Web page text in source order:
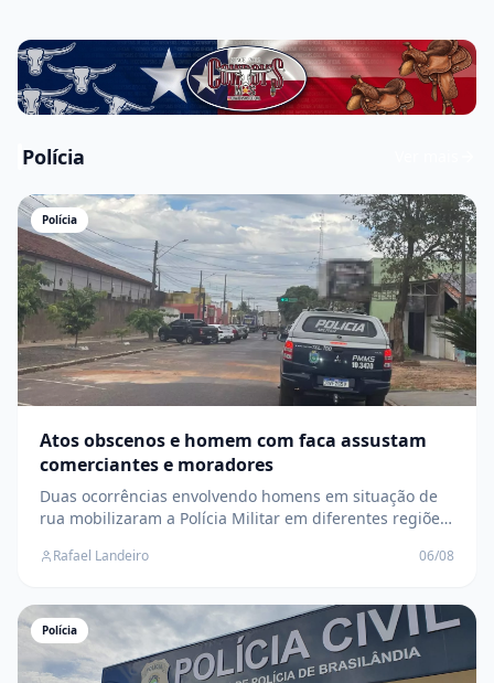
Polícia
Polícia
Atos obscenos e homem com faca assustam
comerciantes e moradores
Duas ocorrências envolvendo homens em situação de
rua mobilizaram a Polícia Militar em diferentes regiões
equipes
Rafael Landeiro 06/08
Polícia